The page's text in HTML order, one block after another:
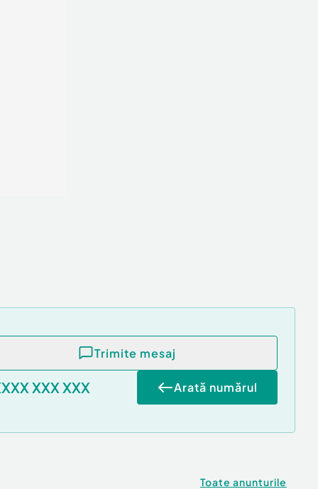
Trimite mesaj
XXX XXX Arată numărul
Toate anunturile